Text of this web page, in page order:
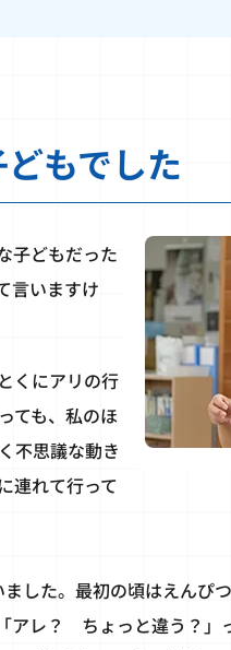
もでした
子どもだった
言いますけ
くにアリの行
ても、私のほ
不思議な動き
連れて行って
した。最初の頃はえんぴ
アレ？ ちょっと違う？」